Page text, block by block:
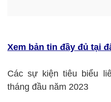
Xem bản tin đầy đủ tại
Các sự kiện tiêu biểu
tháng đầu năm 2023